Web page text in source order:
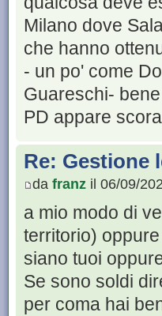
Milano dove
che hanno
- un po' come
Guareschi-
PD appare
Re: Gestione
da franz il 06/09/
a mio modo di
territorio)
siano tuoi
Se sono soldi
per coma hai